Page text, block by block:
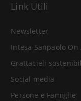
Link Utili
Newsletter
Intesa Sanpaolo On
Grattacieli
Social media
Persone e Famiglie